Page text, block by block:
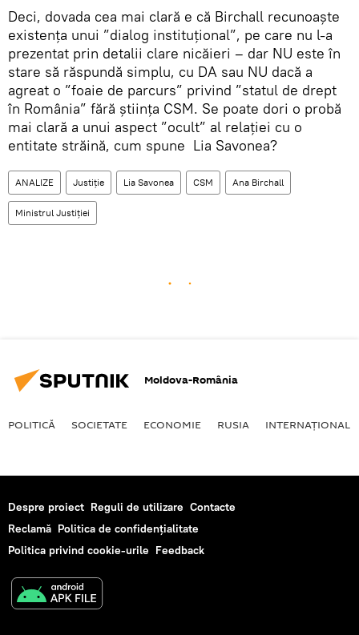
Deci, dovada cea mai clară e că Birchall recunoaște
existența unui ”dialog instituțional”, pe care nu l-a
prezentat prin detalii clare nicăieri – dar NU este în
stare să răspundă simplu, cu DA sau NU dacă a
agreat o ”foaie de parcurs” privind ”statul de drept
în România” fără știința CSM. Se poate dori o probă
mai clară a unui aspect ”ocult” al relației cu o
entitate străină, cum spune Lia Savonea?
ANALIZE Justiție Lia Savonea CSM Ana Birchall
Ministrul Justiţiei
Moldova-România
POLITICĂ SOCIETATE ECONOMIE RUSIA INTERNAŢIONAL
Despre proiect Reguli de utilizare Contacte
Reclamă Politica de confidențialitate
Politica privind cookie-urile Feedback